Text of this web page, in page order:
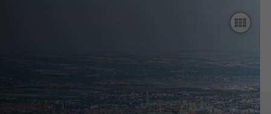
Конкурентная борьба за лучшие умы
Переоценка ценностей в отрасли